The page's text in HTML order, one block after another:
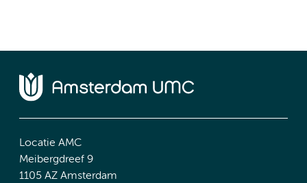
Locatie AMC
Meibergdreef 9
1105 AZ Amsterdam